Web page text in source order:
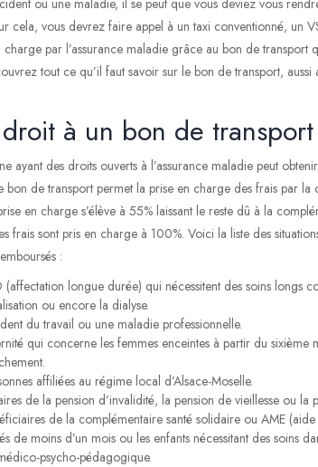
ou une maladie, il se peut que vous deviez vous
cela, vous devrez faire appel à untaxi conventionné, un
charge par l’assurance maladie grâce au bon de transport
tout ce qu’il faut savoir sur le bon de transport,
à un bon de
ayant des droits ouverts à l’assurance maladie peut
bon de transport permet la prise en charge des frais par la
en charge s’élève à 55% laissant le reste dû à la
frais sont pris en charge à 100%. Voici la liste des
:
(affectation longue durée) qui nécessitent des soins longs
ou encore la dialyse.
du travail ou une maladie professionnelle.
qui concerne les femmes enceintes à partir du sixième
affiliées au régime local d’Alsace-Moselle.
de la pension d’invalidité, la pension de vieillesse ou la
de la complémentaire santé solidaire ou AME (aide
de moins d’un mois ou les enfants nécessitant des soins
psycho-pédagogique.